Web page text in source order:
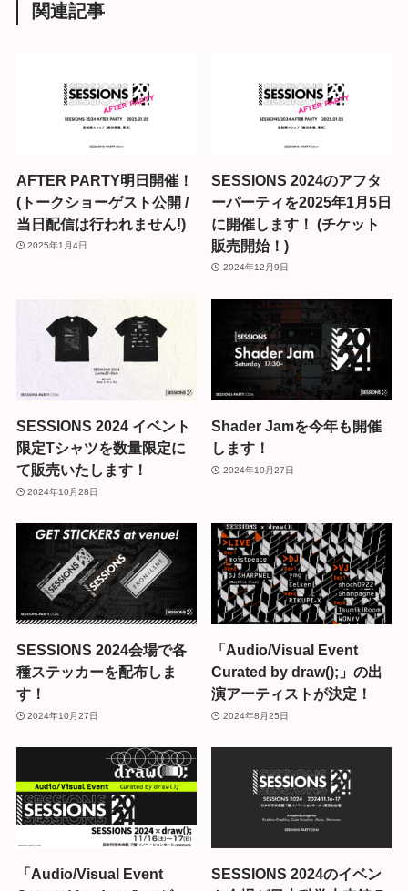
関連記事
AFTER PARTY明日開催！
(トークショーゲスト公開 /
当日配信は行われません!)
2025年1月4日
SESSIONS 2024のアフタ
ーパーティを2025年1月5日
に開催します！ (チケット
販売開始！)
2024年12月9日
SESSIONS 2024 イベント
限定Tシャツを数量限定に
て販売いたします！
2024年10月28日
Shader Jamを今年も開催
します！
2024年10月27日
SESSIONS 2024会場で各
種ステッカーを配布しま
す！
2024年10月27日
「Audio/Visual Event
Curated by draw();」の出
演アーティストが決定！
2024年8月25日
「Audio/Visual Event
SESSIONS 2024のイベン